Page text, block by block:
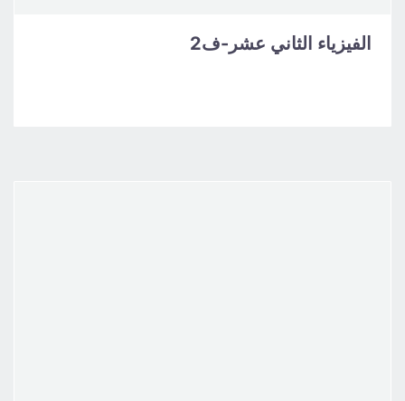
الفيزياء الثاني عشر-ف2